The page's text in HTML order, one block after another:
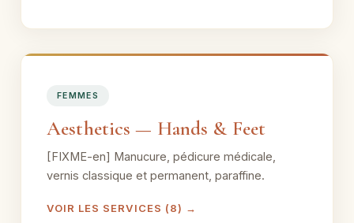
FEMMES
Aesthetics — Hands & Feet
[FIXME-en] Manucure, pédicure médicale,
vernis classique et permanent, paraffine.
VOIR LES SERVICES (8) →